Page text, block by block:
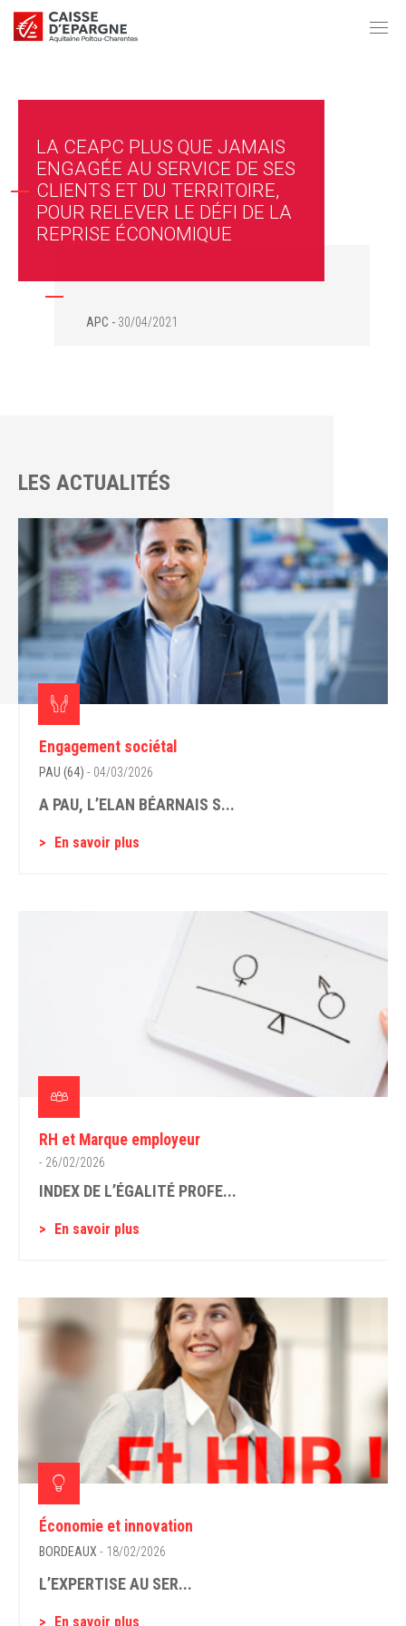
LA CEAPC PLUS QUE JAMAIS
ENGAGÉE AU SERVICE DE SES
CLIENTS ET DU TERRITOIRE,
POUR RELEVER LE DÉFI DE LA
REPRISE ÉCONOMIQUE
APC 30/04/2021
LES ACTUALITÉS
Engagement sociétal
PAU (64) - 04/03/2026
A PAU, L’ELAN BÉARNAIS S...
En savoir plus
RH et Marque employeur
- 26/02/2026
INDEX DE L’ÉGALITÉ PROFE...
En savoir plus
Économie et innovation
BORDEAUX - 18/02/2026
L’EXPERTISE AU SER...
En savoir plus